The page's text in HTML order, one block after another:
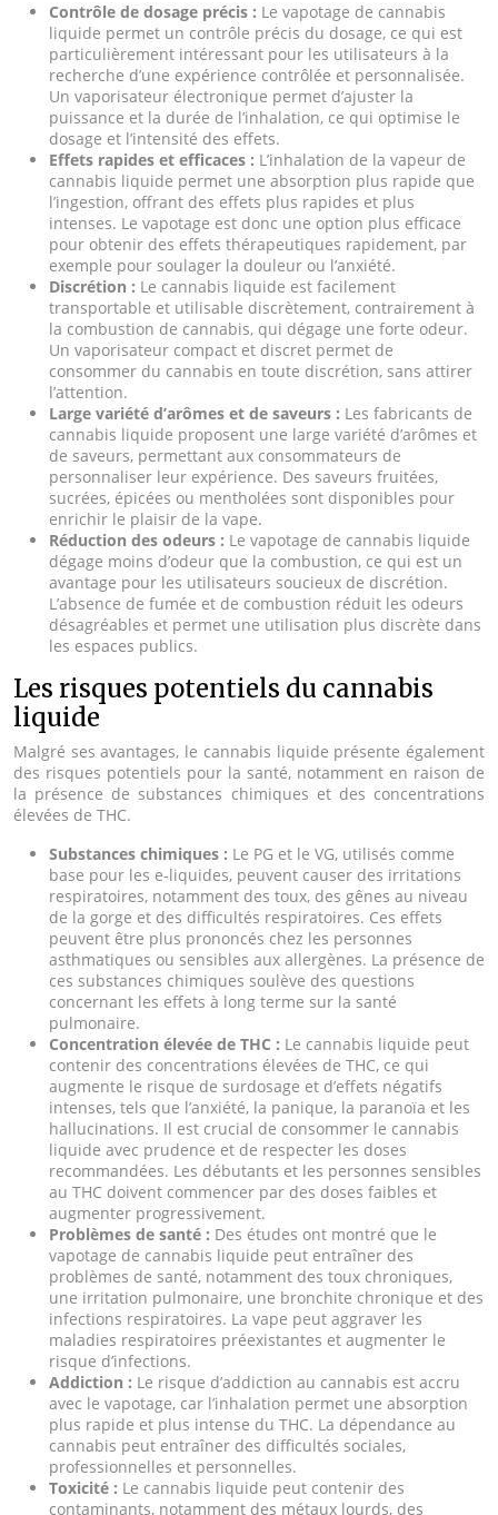
Contrôle de dosage précis : Le vapotage de cannabis
liquide permet un contrôle précis du dosage, ce qui est
particulièrement intéressant pour les utilisateurs à la
recherche d’une expérience contrôlée et personnalisée.
Un vaporisateur électronique permet d’ajuster la
puissance et la durée de l’inhalation, ce qui optimise le
dosage et l’intensité des effets.
Effets rapides et efficaces : L’inhalation de la vapeur de
cannabis liquide permet une absorption plus rapide que
l’ingestion, offrant des effets plus rapides et plus
intenses. Le vapotage est donc une option plus efficace
pour obtenir des effets thérapeutiques rapidement, par
exemple pour soulager la douleur ou l’anxiété.
Discrétion : Le cannabis liquide est facilement
transportable et utilisable discrètement, contrairement à
la combustion de cannabis, qui dégage une forte odeur.
Un vaporisateur compact et discret permet de
consommer du cannabis en toute discrétion, sans attirer
l’attention.
Large variété d’arômes et de saveurs : Les fabricants de
cannabis liquide proposent une large variété d’arômes et
de saveurs, permettant aux consommateurs de
personnaliser leur expérience. Des saveurs fruitées,
sucrées, épicées ou mentholées sont disponibles pour
enrichir le plaisir de la vape.
Réduction des odeurs : Le vapotage de cannabis liquide
dégage moins d’odeur que la combustion, ce qui est un
avantage pour les utilisateurs soucieux de discrétion.
L’absence de fumée et de combustion réduit les odeurs
désagréables et permet une utilisation plus discrète dans
les espaces publics.
Les risques potentiels du cannabis
liquide
Malgré ses avantages, le cannabis liquide présente également
des risques potentiels pour la santé, notamment en raison de
la présence de substances chimiques et des concentrations
élevées de THC.
Substances chimiques : Le PG et le VG, utilisés comme
base pour les e-liquides, peuvent causer des irritations
respiratoires, notamment des toux, des gênes au niveau
de la gorge et des difficultés respiratoires. Ces effets
peuvent être plus prononcés chez les personnes
asthmatiques ou sensibles aux allergènes. La présence de
ces substances chimiques soulève des questions
concernant les effets à long terme sur la santé
pulmonaire.
Concentration élevée de THC : Le cannabis liquide peut
contenir des concentrations élevées de THC, ce qui
augmente le risque de surdosage et d’effets négatifs
intenses, tels que l’anxiété, la panique, la paranoïa et les
hallucinations. Il est crucial de consommer le cannabis
liquide avec prudence et de respecter les doses
recommandées. Les débutants et les personnes sensibles
au THC doivent commencer par des doses faibles et
augmenter progressivement.
Problèmes de santé : Des études ont montré que le
vapotage de cannabis liquide peut entraîner des
problèmes de santé, notamment des toux chroniques,
une irritation pulmonaire, une bronchite chronique et des
infections respiratoires. La vape peut aggraver les
maladies respiratoires préexistantes et augmenter le
risque d’infections.
Addiction : Le risque d’addiction au cannabis est accru
avec le vapotage, car l’inhalation permet une absorption
plus rapide et plus intense du THC. La dépendance au
cannabis peut entraîner des difficultés sociales,
professionnelles et personnelles.
Toxicité : Le cannabis liquide peut contenir des
contaminants, notamment des métaux lourds, des